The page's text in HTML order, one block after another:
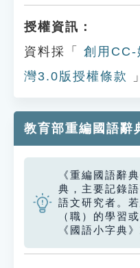
授權資訊：
資料採「
創用CC-
灣3.0版授權條款
教育部重編國語辭
《重編國語辭
典，主要記錄
語文研究者。
（職）的學習
《國語小字典